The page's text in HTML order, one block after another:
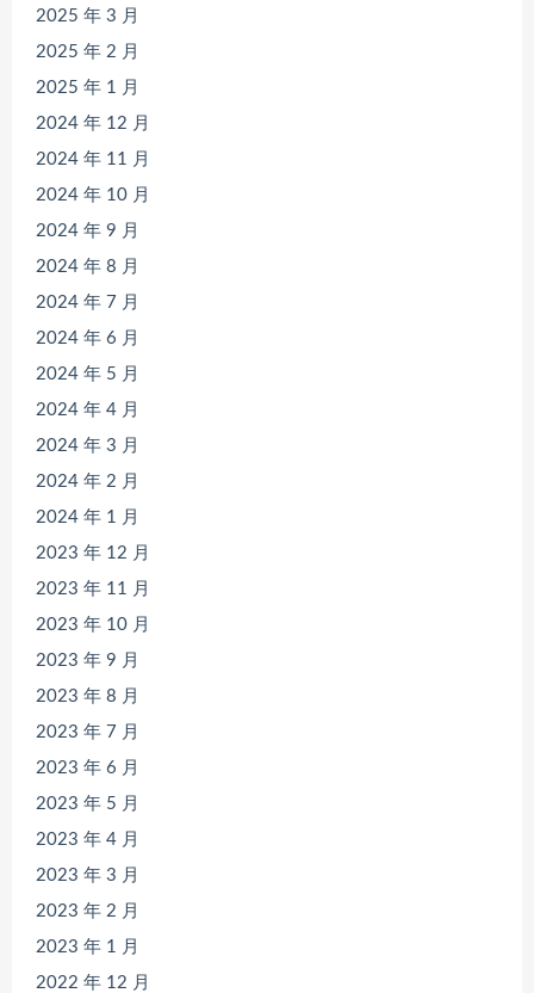
2025 年 3 月
2025 年 2 月
2025 年 1 月
2024 年 12 月
2024 年 11 月
2024 年 10 月
2024 年 9 月
2024 年 8 月
2024 年 7 月
2024 年 6 月
2024 年 5 月
2024 年 4 月
2024 年 3 月
2024 年 2 月
2024 年 1 月
2023 年 12 月
2023 年 11 月
2023 年 10 月
2023 年 9 月
2023 年 8 月
2023 年 7 月
2023 年 6 月
2023 年 5 月
2023 年 4 月
2023 年 3 月
2023 年 2 月
2023 年 1 月
2022 年 12 月